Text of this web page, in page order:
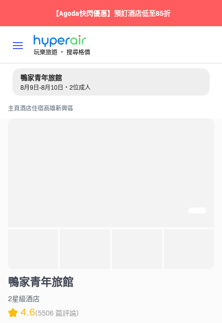
【Agoda快閃優惠】預訂酒店低至85折
玩樂旅遊 ‧ 搜尋格價
鴨家青年旅館
8月9日-8月10日・2位成人
主頁酒店住宿高雄新興區
鴨家青年旅館
2星級酒店
4.6(5506 篇評論)